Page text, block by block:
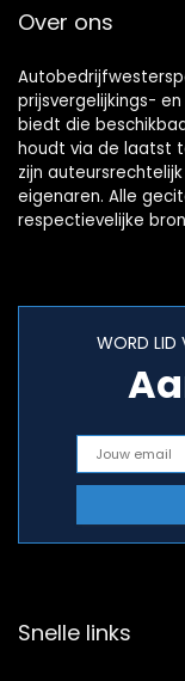
Over ons
prijsvergelijkings-
biedt die
houdt via de laatst
zijn
eigenaren. Alle
respectievelijke
WORD LID
Snelle links